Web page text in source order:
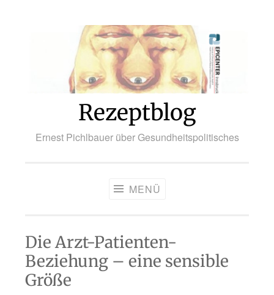
Rezeptblog
Ernest Pichlbauer über Gesundheitspolitisches
MENÜ
Die Arzt-Patienten-
Beziehung – eine sensible
Größe